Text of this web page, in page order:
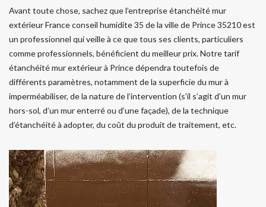
Avant toute chose, sachez que l’entreprise étanchéité mur
extérieur France conseil humidite 35 de la ville de Prince 35210 est
un professionnel qui veille à ce que tous ses clients, particuliers
comme professionnels, bénéficient du meilleur prix. Notre tarif
étanchéité mur extérieur à Prince dépendra toutefois de
différents paramètres, notamment de la superficie du mur à
imperméabiliser, de la nature de l’intervention (s’il s’agit d’un mur
hors-sol, d’un mur enterré ou d’une façade), de la technique
d’étanchéité à adopter, du coût du produit de traitement, etc.